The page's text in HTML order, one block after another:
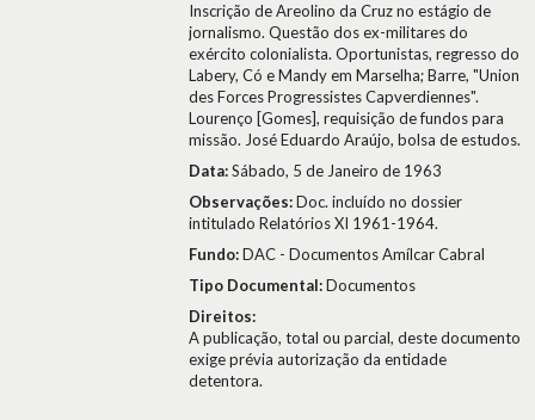
Inscrição de Areolino da Cruz no estágio de
jornalismo. Questão dos ex-militares do
exército colonialista. Oportunistas, regresso do
Labery, Có e Mandy em Marselha; Barre, "Union
des Forces Progressistes Capverdiennes".
Lourenço [Gomes], requisição de fundos para
missão. José Eduardo Araújo, bolsa de estudos.
Data:Sábado, 5 de Janeiro de 1963
Observações:Doc. incluído no dossier
intitulado Relatórios XI 1961-1964.
Fundo:DAC - Documentos Amílcar Cabral
Tipo Documental:Documentos
Direitos:
A publicação, total ou parcial, deste documento
exige prévia autorização da entidade
detentora.